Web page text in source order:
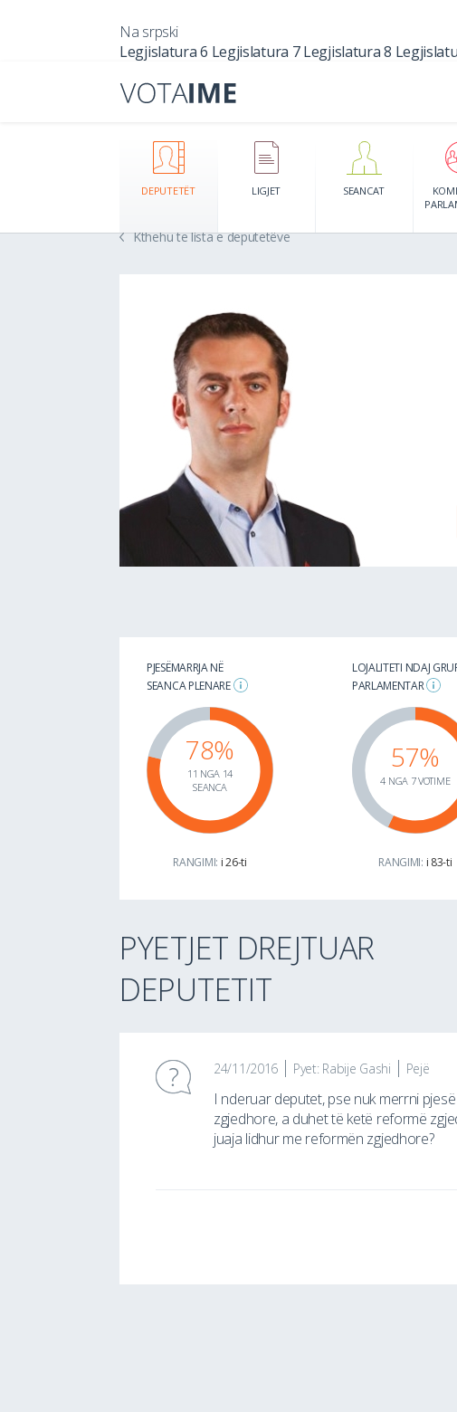
Na srpski
Legjislatura 6 Legjislatura 7 Legjislatura 8
DEPUTETËT LIGJET SEANCAT
Kthehu te lista e deputetëve
PJESËMARRJA NË
SEANCA PLENARE
78%
11 NGA 14
SEANCA
RANGIMI: i 26-ti
LOJALITETI NDAJ
PARLAMENTAR
57%
4 NGA 7 VOTIME
RANGIMI: i 83-ti
PYETJET DREJTUAR
DEPUTETIT
24/11/2016 Pyet: Rabije Gashi Pejë
I nderuar deputet, pse nuk merrni
zgjedhore, a duhet të ketë reformë
juaja lidhur me reformën zgjedhore?